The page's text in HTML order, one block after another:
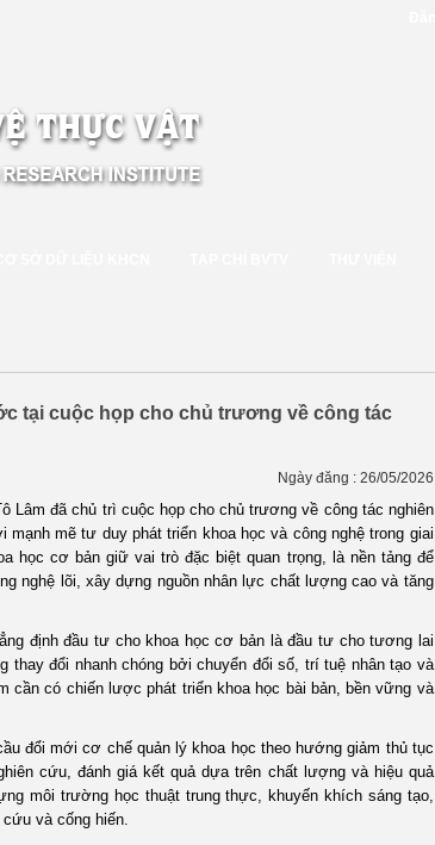
tại cuộc họp cho chủ trương về công tác
Ngày đăng : 26/05/2026
đã chủ trì cuộc họp cho chủ trương về công tác nghiên
mẽ tư duy phát triển khoa học và công nghệ trong giai
học cơ bản giữ vai trò đặc biệt quan trọng, là nền tảng để
nghệ lõi, xây dựng nguồn nhân lực chất lượng cao và tăng
định đầu tư cho khoa học cơ bản là đầu tư cho tương lai
thay đổi nhanh chóng bởi chuyển đổi số, trí tuệ nhân tạo và
cần có chiến lược phát triển khoa học bài bản, bền vững và
đổi mới cơ chế quản lý khoa học theo hướng giảm thủ tục
cứu, đánh giá kết quả dựa trên chất lượng và hiệu quả
môi trường học thuật trung thực, khuyến khích sáng tạo,
và cống hiến.